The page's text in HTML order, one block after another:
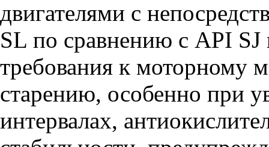
двигателями с
SL по сравнению с API SJ
требования к моторному
старению, особенно при
интервалах,